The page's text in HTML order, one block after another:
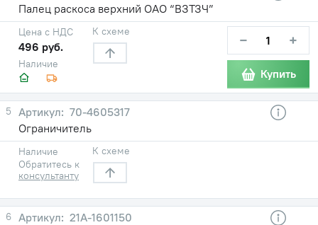
Палец раскоса верхний ОАО “ВЗТЗЧ”
Наличие
Цена с НДС
496 руб.
К схеме − +
Купить
5
70-4605317
Ограничитель
Наличие
Обратитесь к
консультанту
К схеме
6
21А-1601150